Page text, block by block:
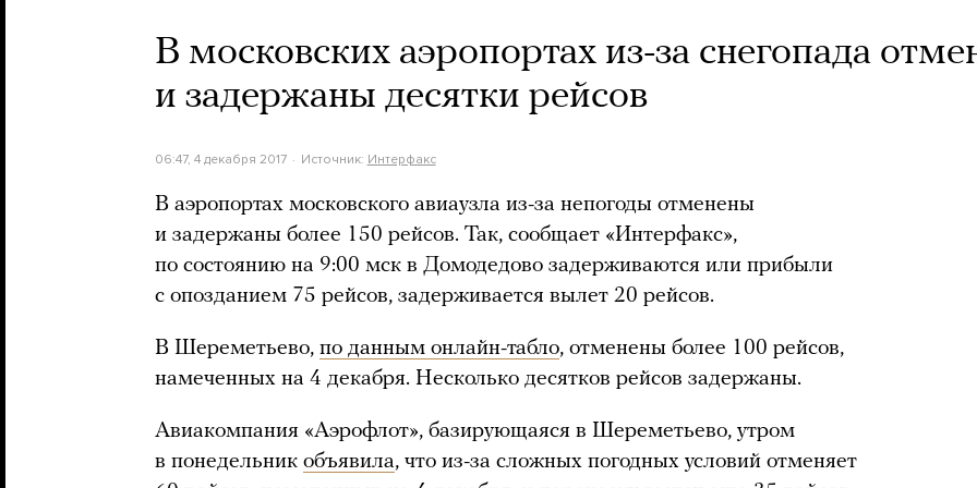
В московских аэропортах из-за снегопада
и задержаны десятки рейсов
06:47, 4 декабря 2017 Источник: Интерфакс
В аэропортах московского авиаузла из-за непогоды отменены
и задержаны более 150 рейсов. Так, сообщает «Интерфакс»,
по состоянию на 9:00 мск в Домодедово задерживаются или прибыли
с опозданием 75 рейсов, задерживается вылет 20 рейсов.
В Шереметьево, по данным онлайн-табло, отменены более 100 рейсов,
намеченных на 4 декабря. Несколько десятков рейсов задержаны.
Авиакомпания «Аэрофлот», базирующаяся в Шереметьево, утром
в понедельник объявила, что из-за сложных погодных условий отменяет